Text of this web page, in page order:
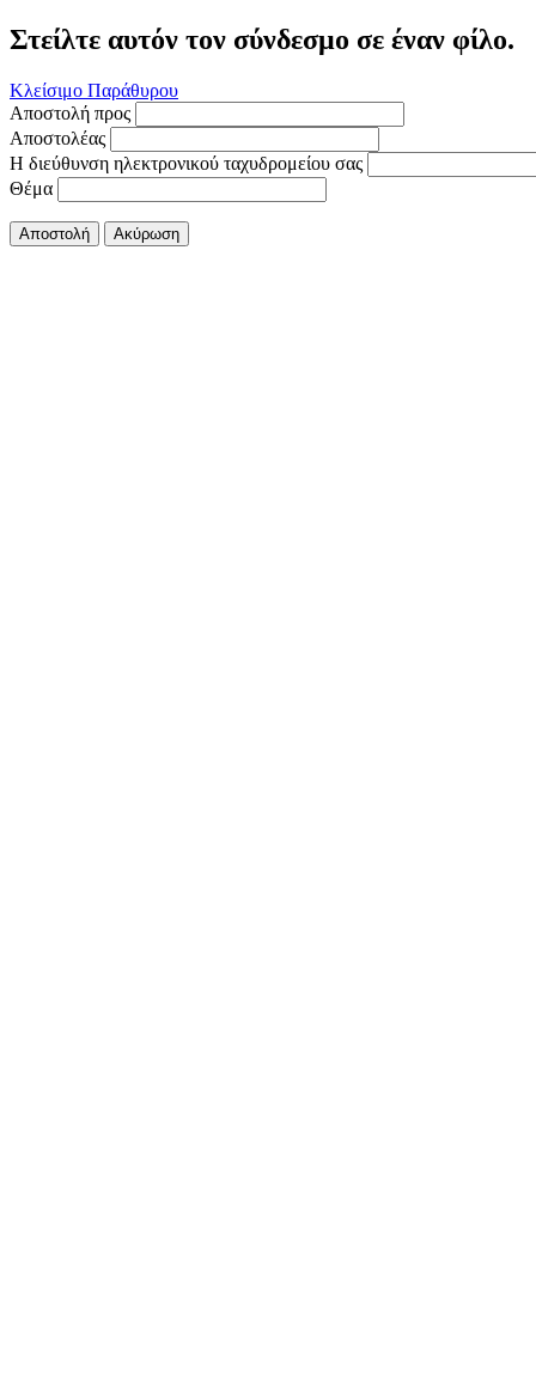
Στείλτε αυτόν τον σύνδεσμο σε έναν φίλο.
Κλείσιμο Παράθυρου
Αποστολή προς
Αποστολέας
Η διεύθυνση ηλεκτρονικού ταχυδρομείου σας
Θέμα
Αποστολή Ακύρωση